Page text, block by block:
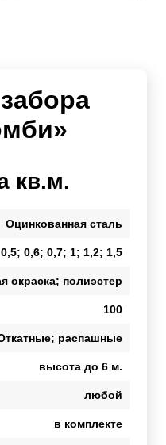
кв.м.
Оцинкованная сталь
0,5; 0,6; 0,7; 1; 1,2; 1,5
окраска; полиэстер
100
распашные
высота до 6 м.
любой
в комплекте